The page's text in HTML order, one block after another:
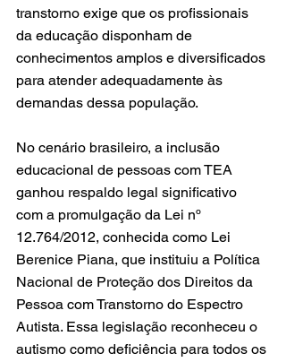
transtorno exige que os profissionais
da educação disponham de
conhecimentos amplos e diversificados
para atender adequadamente às
demandas dessa população.
No cenário brasileiro, a inclusão
educacional de pessoas com TEA
ganhou respaldo legal significativo
com a promulgação da Lei nº
12.764/2012, conhecida como Lei
Berenice Piana, que instituiu a Política
Nacional de Proteção dos Direitos da
Pessoa com Transtorno do Espectro
Autista. Essa legislação reconheceu o
autismo como deficiência para todos os